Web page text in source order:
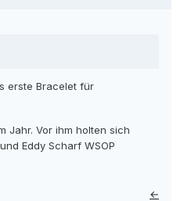
erste Bracelet für
Jahr. Vor ihm holten sich
Eddy Scharf WSOP
←